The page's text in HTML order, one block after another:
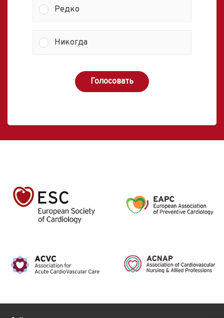
Редко
Никогда
Голосовать